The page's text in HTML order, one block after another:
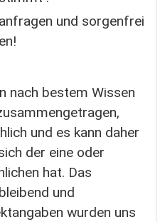
und sorgenfrei
nach bestem Wissen
und es kann daher
der eine oder
hat. Das
und
wurden uns